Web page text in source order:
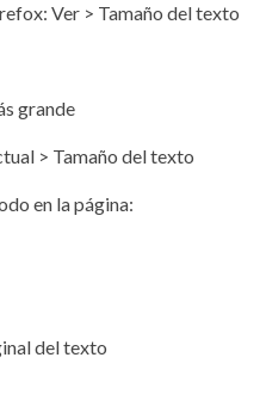
Ver > Tamaño del texto
grande
> Tamaño del texto
en la página:
del texto